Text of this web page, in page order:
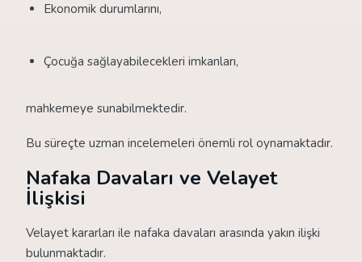
Ekonomik durumlarını,
Çocuğa sağlayabilecekleri imkanları,
mahkemeye sunabilmektedir.
Bu süreçte uzman incelemeleri önemli rol oynamaktadır.
Nafaka Davaları ve Velayet
İlişkisi
Velayet kararları ile nafaka davaları arasında yakın ilişki
bulunmaktadır.